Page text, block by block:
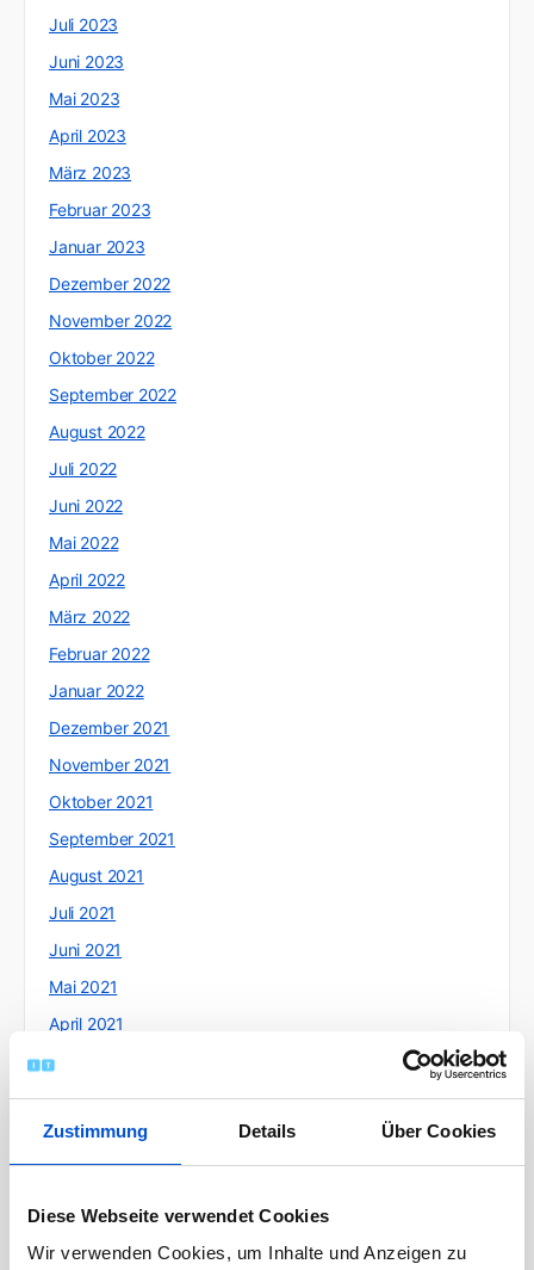
Zustimmung Details Über Cookies
Diese Webseite verwendet Cookies
Wir verwenden Cookies, um Inhalte und Anzeigen zu
Juli 2023
Juni 2023
Mai 2023
April 2023
März 2023
Februar 2023
Januar 2023
Dezember 2022
November 2022
Oktober 2022
September 2022
August 2022
Juli 2022
Juni 2022
Mai 2022
April 2022
März 2022
Februar 2022
Januar 2022
Dezember 2021
November 2021
Oktober 2021
September 2021
August 2021
Juli 2021
Juni 2021
Mai 2021
April 2021
März 2021
Februar 2021
Januar 2021
Dezember 2020
November 2020
Oktober 2020